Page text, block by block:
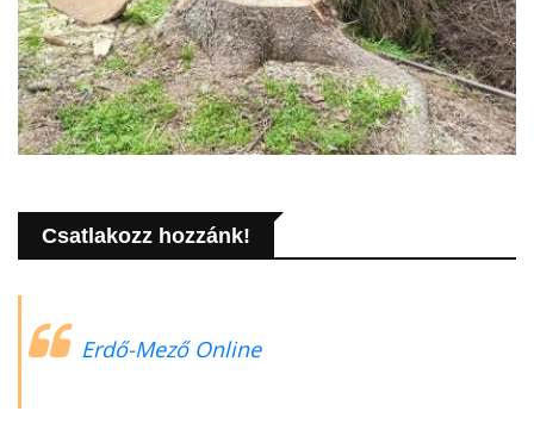
Csatlakozz hozzánk!
Erdő-Mező Online